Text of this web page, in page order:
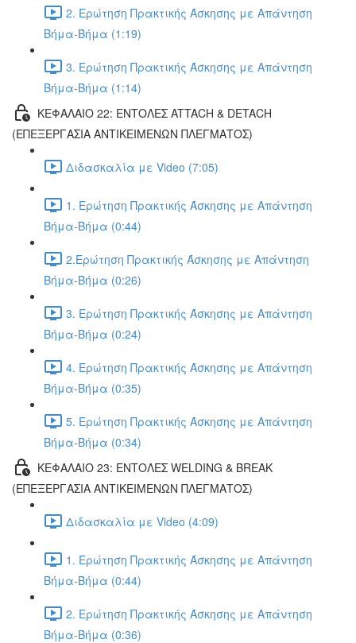
2. Ερώτηση Πρακτικής Άσκησης με Απάντηση
Βήμα-Βήμα (1:19)
3. Ερώτηση Πρακτικής Άσκησης με Απάντηση
Βήμα-Βήμα (1:14)
ΚΕΦΑΛΑΙΟ 22: ΕΝΤΟΛΕΣ ATTACH & DETACH
(ΕΠΕΞΕΡΓΑΣΙΑ ΑΝΤΙΚΕΙΜΕΝΩΝ ΠΛΕΓΜΑΤΟΣ)
Διδασκαλία με Video (7:05)
1. Ερώτηση Πρακτικής Άσκησης με Απάντηση
Βήμα-Βήμα (0:44)
2.Ερώτηση Πρακτικής Άσκησης με Απάντηση
Βήμα-Βήμα (0:26)
3. Ερώτηση Πρακτικής Άσκησης με Απάντηση
Βήμα-Βήμα (0:24)
4. Ερώτηση Πρακτικής Άσκησης με Απάντηση
Βήμα-Βήμα (0:35)
5. Ερώτηση Πρακτικής Άσκησης με Απάντηση
Βήμα-Βήμα (0:34)
ΚΕΦΑΛΑΙΟ 23: ΕΝΤΟΛΕΣ WELDING & BREAK
(ΕΠΕΞΕΡΓΑΣΙΑ ΑΝΤΙΚΕΙΜΕΝΩΝ ΠΛΕΓΜΑΤΟΣ)
Διδασκαλία με Video (4:09)
1. Ερώτηση Πρακτικής Άσκησης με Απάντηση
Βήμα-Βήμα (0:44)
2. Ερώτηση Πρακτικής Άσκησης με Απάντηση
Βήμα-Βήμα (0:36)